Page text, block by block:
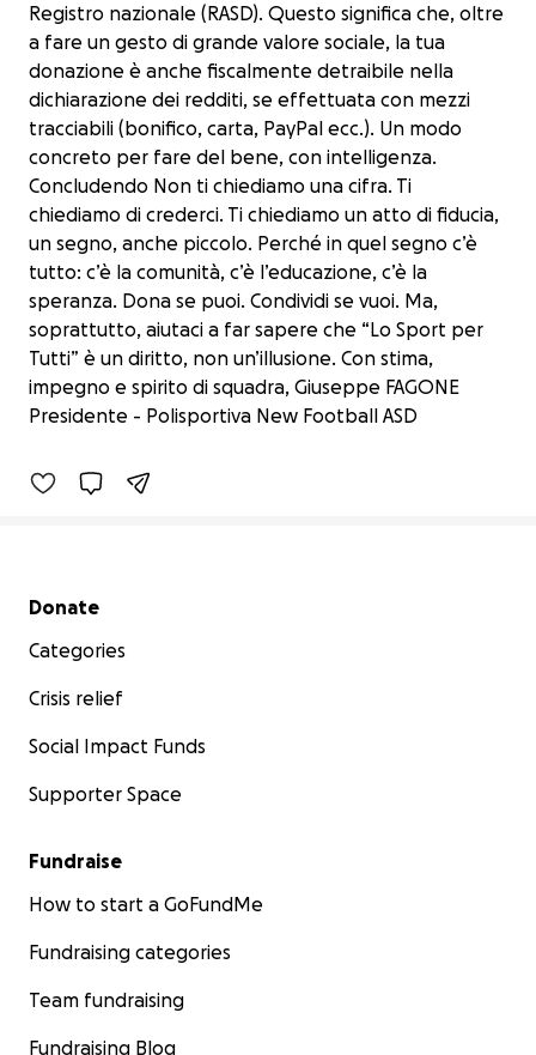
Registro nazionale (RASD). Questo significa che, oltre
a fare un gesto di grande valore sociale, la tua
donazione è anche fiscalmente detraibile nella
dichiarazione dei redditi, se effettuata con mezzi
tracciabili (bonifico, carta, PayPal ecc.). Un modo
concreto per fare del bene, con intelligenza.
Concludendo Non ti chiediamo una cifra. Ti
chiediamo di crederci. Ti chiediamo un atto di fiducia,
un segno, anche piccolo. Perché in quel segno c’è
tutto: c’è la comunità, c’è l’educazione, c’è la
speranza. Dona se puoi. Condividi se vuoi. Ma,
soprattutto, aiutaci a far sapere che “Lo Sport per
Tutti” è un diritto, non un’illusione. Con stima,
impegno e spirito di squadra, Giuseppe FAGONE
Presidente - Polisportiva New Football ASD
Lo Sport per Tutti
€70 raised
Secondary menu
Donate
Categories
Crisis relief
Social Impact Funds
Supporter Space
Fundraise
How to start a GoFundMe
Fundraising categories
Team fundraising
Fundraising Blog